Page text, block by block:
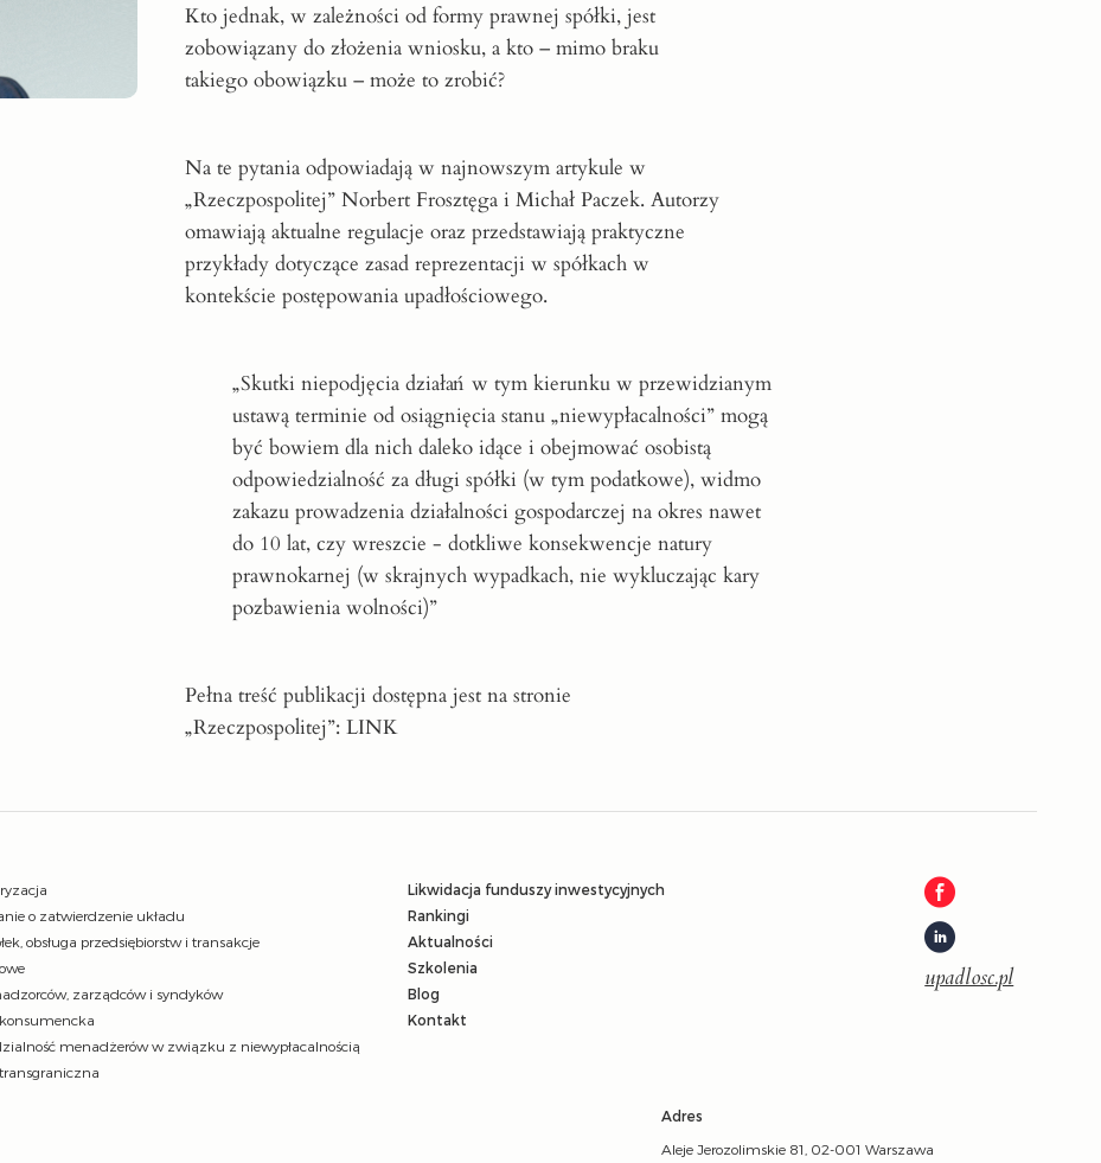
Kto jednak, w zależności od formy prawnej spółki, jest
zobowiązany do złożenia wniosku, a kto – mimo braku
takiego obowiązku – może to zrobić?
Na te pytania odpowiadają w najnowszym artykule w
„Rzeczpospolitej” Norbert Frosztęga i Michał Paczek. Autorzy
omawiają aktualne regulacje oraz przedstawiają praktyczne
przykłady dotyczące zasad reprezentacji w spółkach w
kontekście postępowania upadłościowego.
„Skutki niepodjęcia działań w tym kierunku w przewidzianym
ustawą terminie od osiągnięcia stanu „niewypłacalności” mogą
być bowiem dla nich daleko idące i obejmować osobistą
odpowiedzialność za długi spółki (w tym podatkowe), widmo
zakazu prowadzenia działalności gospodarczej na okres nawet
do 10 lat, czy wreszcie - dotkliwe konsekwencje natury
prawnokarnej (w skrajnych wypadkach, nie wykluczając kary
pozbawienia wolności)”
Pełna treść publikacji dostępna jest na stronie
„Rzeczpospolitej”:LINK
o zatwierdzenie układu
obsługa przedsiębiorstw i transakcje
zarządców i syndyków
konsumencka
menadżerów w związku z niewypłacalnością
transgraniczna
Likwidacja funduszy inwestycyjnych
Rankingi
Aktualności
Szkolenia
Blog
Kontakt
upadlosc.pl
Adres
Aleje Jerozolimskie 81, 02-001 Warszawa